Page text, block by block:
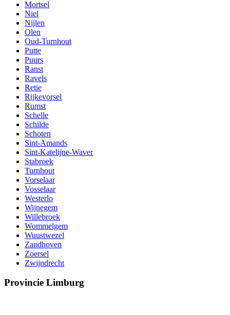
Mortsel
Niel
Nijlen
Olen
Oud-Turnhout
Putte
Puurs
Ranst
Ravels
Retie
Rijkevorsel
Rumst
Schelle
Schilde
Schoten
Sint-Amands
Sint-Katelijne-Waver
Stabroek
Turnhout
Vorselaar
Vosselaar
Westerlo
Wijnegem
Willebroek
Wommelgem
Wuustwezel
Zandhoven
Zoersel
Zwijndrecht
Provincie Limburg